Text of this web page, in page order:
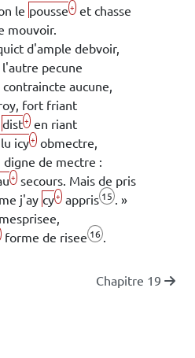
le pousse + et chasse
mouvoir.
d'ample debvoir,
pecune
aucune,
roy, fort friant
dist+ en riant
icy+ obmectre,
digne de mectre :
+ secours. Mais de pris
j'ay cy+ appris 15
. »
forme de risee 16
Chapitre 19